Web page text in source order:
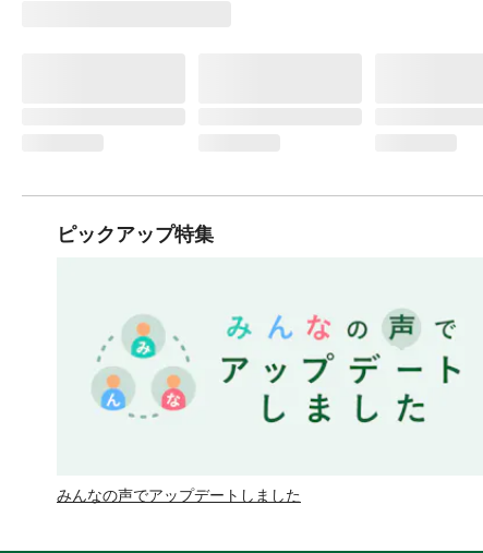
ピックアップ特集
みんなの声でアップデートしました